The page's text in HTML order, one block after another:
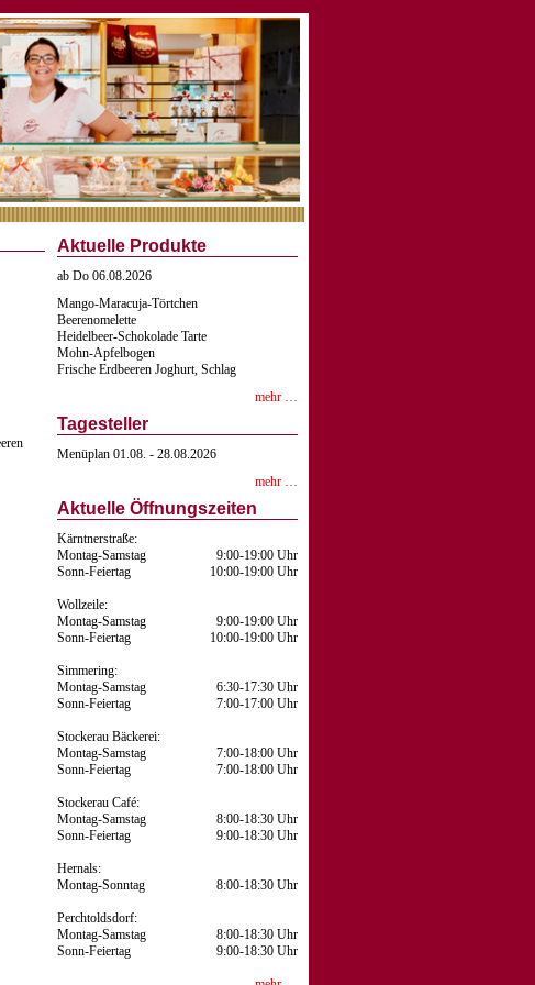
Aktuelle Produkte
ab Do 06.08.2026
Mango-Maracuja-Törtchen
Beerenomelette
Heidelbeer-Schokolade Tarte
Mohn-Apfelbogen
Frische Erdbeeren Joghurt, Schlag
mehr …
Tagesteller
Menüplan 01.08. - 28.08.2026
mehr …
Aktuelle Öffnungszeiten
Kärntnerstraße:
Montag-Samstag
Sonn-Feiertag
9:00-19:00 Uhr
10:00-19:00 Uhr
Wollzeile:
Montag-Samstag
Sonn-Feiertag
9:00-19:00 Uhr
10:00-19:00 Uhr
Simmering:
Montag-Samstag
Sonn-Feiertag
6:30-17:30 Uhr
7:00-17:00 Uhr
Stockerau Bäckerei:
Montag-Samstag
7:00-18:00 Uhr
Sonn-Feiertag
7:00-18:00 Uhr
Stockerau Café:
Montag-Samstag
Sonn-Feiertag
8:00-18:30 Uhr
9:00-18:30 Uhr
Hernals:
Montag-Sonntag
8:00-18:30 Uhr
Perchtoldsdorf:
Montag-Samstag
Sonn-Feiertag
8:00-18:30 Uhr
9:00-18:30 Uhr